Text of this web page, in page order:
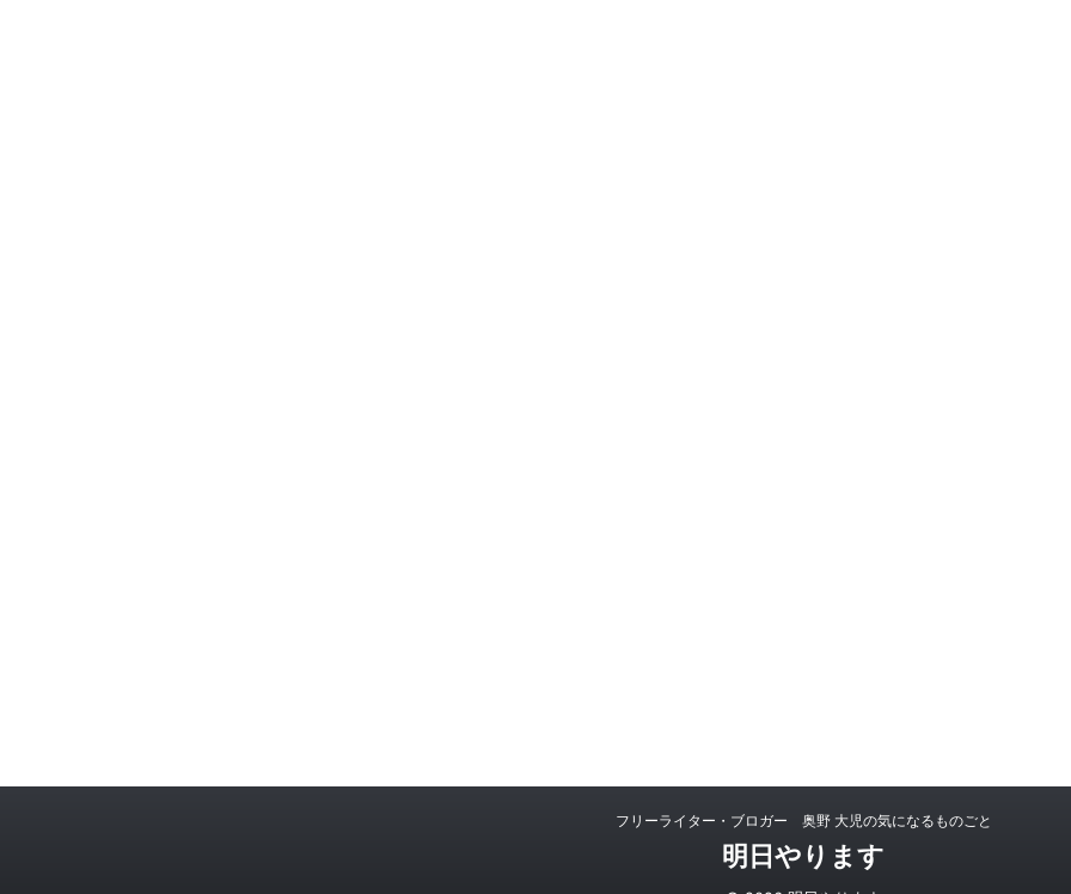
フリーライター・ブロガー 奥野 大児の気になるものごと
明日やります